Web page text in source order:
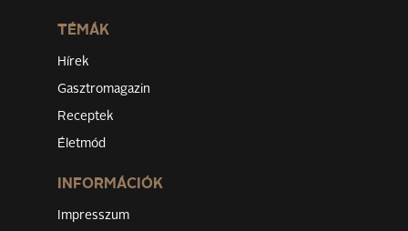
TÉMÁK
Hírek
Gasztromagazin
Receptek
Életmód
INFORMÁCIÓK
Impresszum